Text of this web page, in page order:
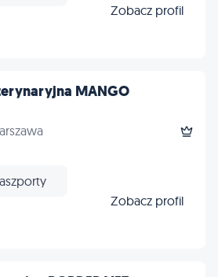
Zobacz profil
MANGO
Zobacz profil